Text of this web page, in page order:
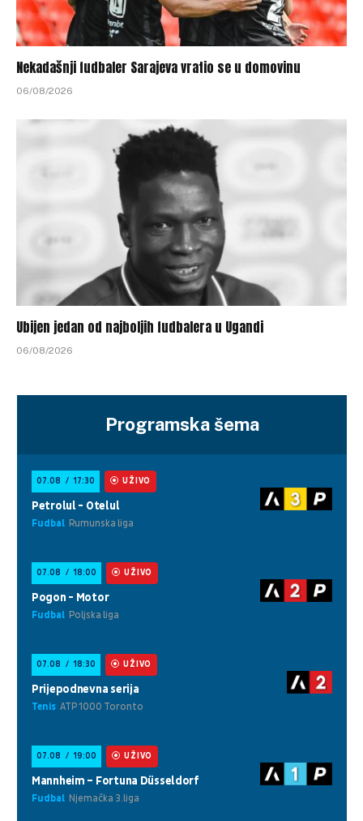
Nekadašnji fudbaler Sarajeva vratio se u domovinu
06/08/2026
Ubijen jedan od najboljih fudbalera u Ugandi
06/08/2026
Programska šema